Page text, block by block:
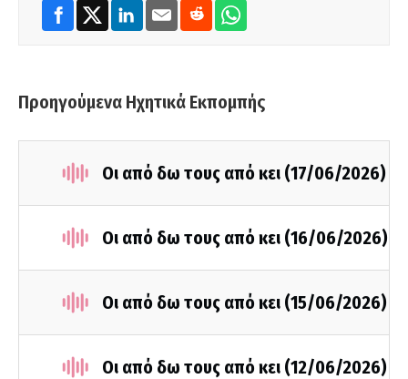
Προηγούμενα Ηχητικά Εκπομπής
Οι από δω τους από κει (17/06/2026)
Οι από δω τους από κει (16/06/2026)
Οι από δω τους από κει (15/06/2026)
Οι από δω τους από κει (12/06/2026)